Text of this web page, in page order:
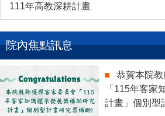
111年高教深耕計畫
院內焦點訊息
恭賀本院
「115年客家
計畫」個別型